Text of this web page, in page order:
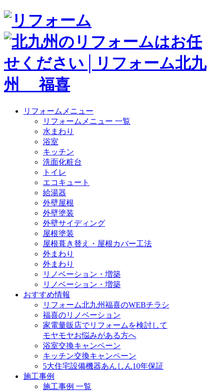
リフォームメニュー
リフォームメニュー 一覧
水まわり
浴室
キッチン
洗面化粧台
トイレ
エコキュート
給湯器
外壁屋根
外壁塗装
外壁サイディング
屋根塗装
屋根葺き替え・屋根カバー工法
外まわり
外まわり
リノベーション・増築
リノベーション・増築
おすすめ情報
リフォーム北九州福喜のWEBチラシ
福喜のリノベーション
家電量販店でリフォームを検討して
モヤモヤお悩みがある方へ
浴室交換キャンペーン
キッチン交換キャンペーン
5大住宅設備機器あんしん10年保証
施工事例
施工事例 一覧